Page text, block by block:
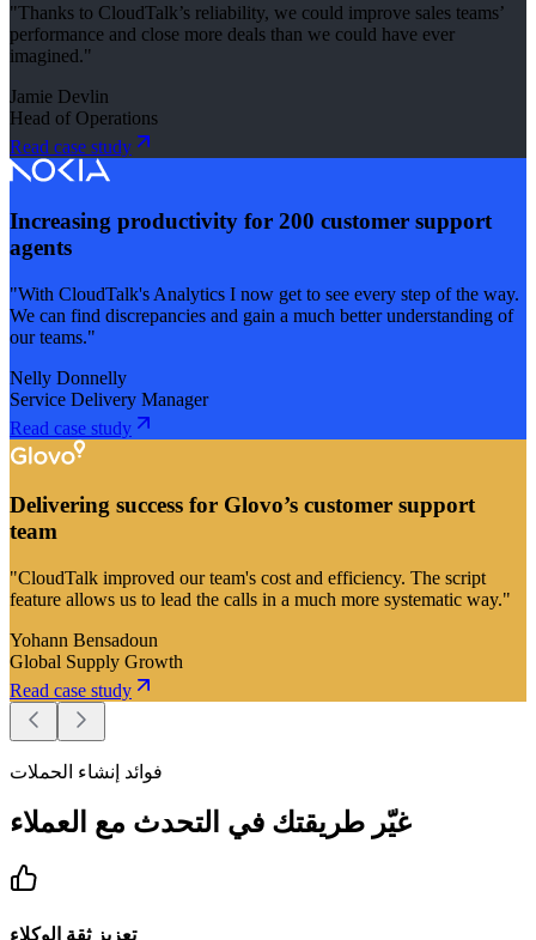
"Thanks to CloudTalk’s reliability, we could improve sales teams’
performance and close more deals than we could have ever
imagined."
Jamie Devlin
Head of Operations
Read case study
Increasing productivity for 200 customer support
agents
"With CloudTalk's Analytics I now get to see every step of the way.
We can find discrepancies and gain a much better understanding of
our teams."
Nelly Donnelly
Service Delivery Manager
Read case study
Delivering success for Glovo’s customer support
team
"CloudTalk improved our team's cost and efficiency. The script
feature allows us to lead the calls in a much more systematic way."
Yohann Bensadoun
Global Supply Growth
Read case study
فوائد إنشاء الحملات
غيّر طريقتك في التحدث مع العملاء
تعزيز ثقة الوكلاء